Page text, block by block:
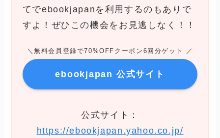
てでebookjapanを利用するのもありで
すよ！ぜひこの機会をお見逃しなく！！
＼無料会員登録で70%OFFクーポン6回分ゲット ／
ebookjapan 公式サイト
公式サイト：
https://ebookjapan.yahoo.co.jp/